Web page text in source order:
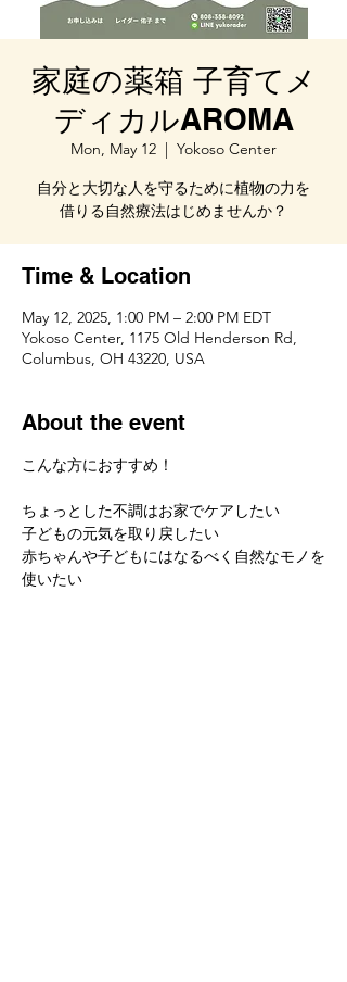
家庭の薬箱 子育てメ
ディカルAROMA
Mon, May 12
  |
Yokoso Center
自分と大切な人を守るために植物の力を
Time & Location
May 12, 2025, 1:00 PM – 2:00 PM EDT
Yokoso Center, 1175 Old Henderson Rd,
Columbus, OH 43220, USA
About the event
こんな方におすすめ！
ちょっとした不調はお家でケアしたい
子どもの元気を取り戻したい
赤ちゃんや子どもにはなるべく自然なモノを
使いたい